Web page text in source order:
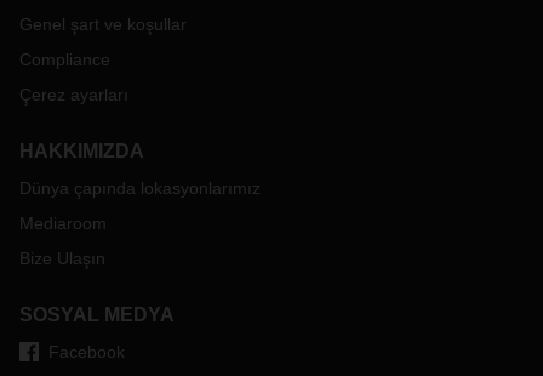
Genel şart ve koşullar
Compliance
Çerez ayarları
HAKKIMIZDA
Dünya çapında lokasyonlarımız
Mediaroom
Bize Ulaşın
SOSYAL MEDYA
Facebook